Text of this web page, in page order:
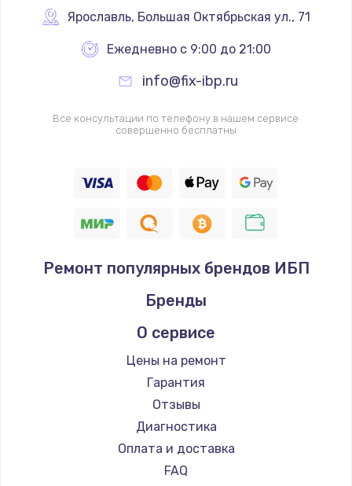
Ярославль, Большая Октябрьская ул., 71
Ежедневно с 9:00 до 21:00
info@fix-ibp.ru
Все консультации по телефону в нашем сервисе
совершенно бесплатны
Ремонт популярных брендов ИБП
Бренды
О сервисе
Цены на ремонт
Гарантия
Отзывы
Диагностика
Оплата и доставка
FAQ